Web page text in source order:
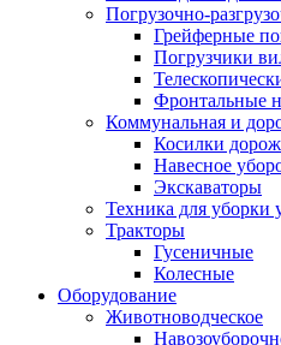
Погрузочно-
Грейферные
Погрузчики
Фронтальные
Коммунальная и
Косилки
Навесное
Экскаваторы
Техника для уборки
Тракторы
Гусеничные
Колесные
Оборудование
Животноводческое